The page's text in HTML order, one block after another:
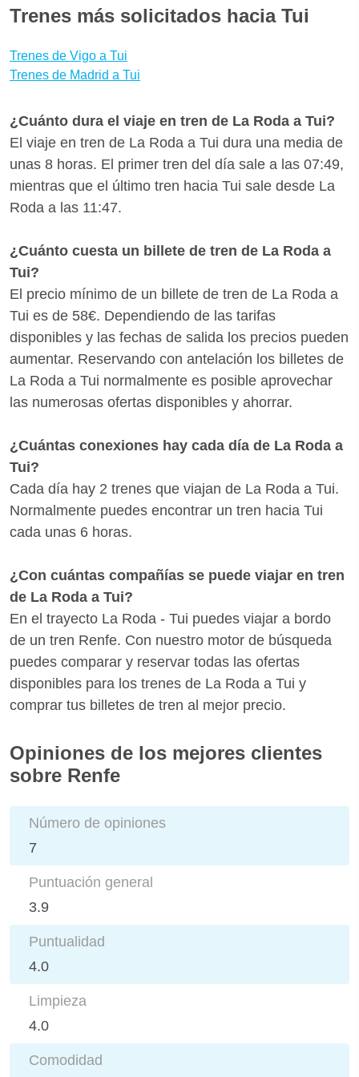
trenes, y escoger la mejor opción para ti en pocos
Trenes más solicitados hacia Tui
Trenes de Vigo a Tui
Trenes de Madrid a Tui
¿Cuánto dura el viaje en tren de La Roda a Tui?
El viaje en tren de La Roda a Tui dura una media de
unas 8 horas. El primer tren del día sale a las 07:49,
mientras que el último tren hacia Tui sale desde La
Roda a las 11:47.
¿Cuánto cuesta un billete de tren de La Roda a
Tui?
El precio mínimo de un billete de tren de La Roda a
Tui es de 58€. Dependiendo de las tarifas
disponibles y las fechas de salida los precios pueden
aumentar. Reservando con antelación los billetes de
La Roda a Tui normalmente es posible aprovechar
las numerosas ofertas disponibles y ahorrar.
¿Cuántas conexiones hay cada día de La Roda a
Tui?
Cada día hay 2 trenes que viajan de La Roda a Tui.
Normalmente puedes encontrar un tren hacia Tui
cada unas 6 horas.
¿Con cuántas compañías se puede viajar en tren
de La Roda a Tui?
En el trayecto La Roda - Tui puedes viajar a bordo
de un tren Renfe. Con nuestro motor de búsqueda
puedes comparar y reservar todas las ofertas
disponibles para los trenes de La Roda a Tui y
comprar tus billetes de tren al mejor precio.
Opiniones de los mejores clientes
sobre Renfe
Número de opiniones
7
Puntuación general
3.9
Puntualidad
4.0
Limpieza
4.0
Comodidad